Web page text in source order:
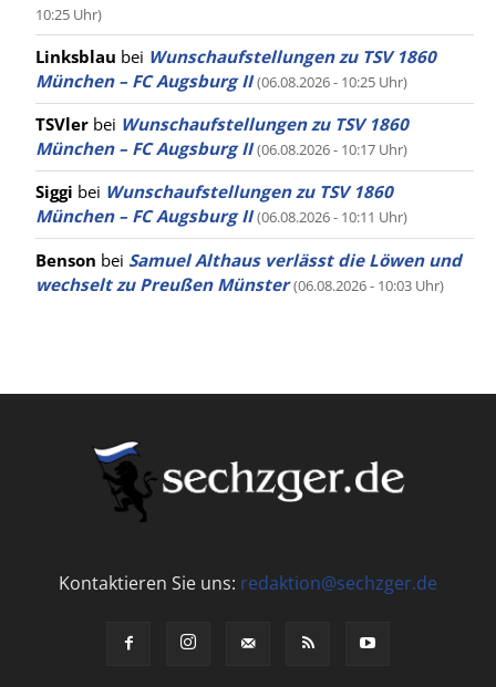
10:25 Uhr)
Linksblau bei Wunschaufstellungen zu TSV 1860
München – FC Augsburg II (06.08.2026 - 10:25 Uhr)
TSVler bei Wunschaufstellungen zu TSV 1860
München – FC Augsburg II (06.08.2026 - 10:17 Uhr)
Siggi bei Wunschaufstellungen zu TSV 1860
München – FC Augsburg II (06.08.2026 - 10:11 Uhr)
Benson bei Samuel Althaus verlässt die Löwen und
wechselt zu Preußen Münster (06.08.2026 - 10:03 Uhr)
Kontaktieren Sie uns: redaktion@sechzger.de